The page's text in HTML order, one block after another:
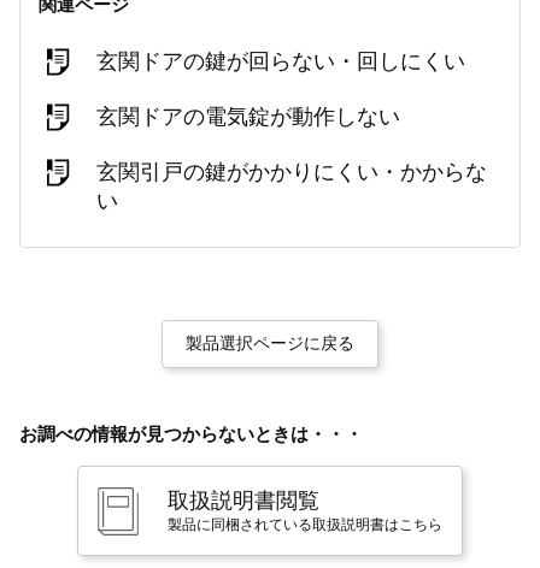
関連ページ
玄関ドアの鍵が回らない・回しにくい
玄関ドアの電気錠が動作しない
玄関引戸の鍵がかかりにくい・かからな
い
製品選択ページに戻る
お調べの情報が見つからないときは・・・
取扱説明書閲覧
製品に同梱されている取扱説明書はこちら